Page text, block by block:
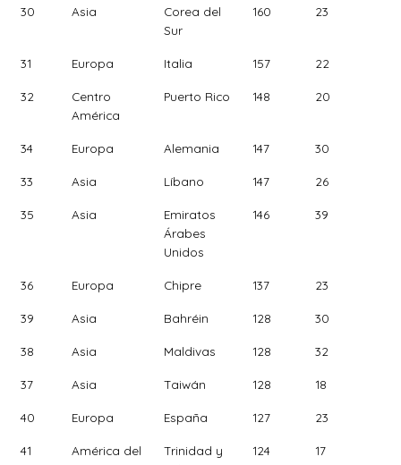
30 Asia
Corea del
Sur
160 23
31 Europa Italia 157 22
32
Centro
América
Puerto Rico 148 20
34 Europa Alemania 147 30
33 Asia Líbano 147 26
35 Asia
Emiratos
Árabes
Unidos
146 39
36 Europa Chipre 137 23
39 Asia Bahréin 128 30
38 Asia Maldivas 128 32
37 Asia Taiwán 128 18
40 Europa España 127 23
41
América del
Trinidad y
124 17